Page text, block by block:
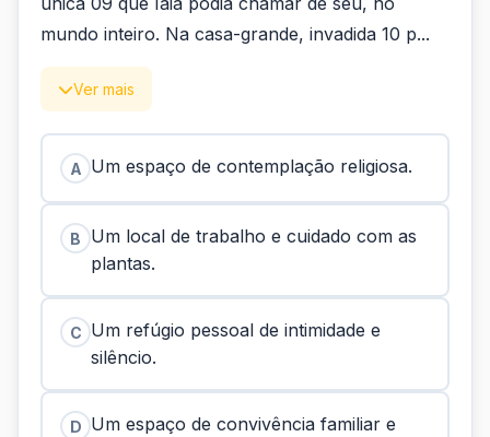
mundo inteiro. Na casa-grande, invadida 10 p...
Ver mais
A Um espaço de contemplação religiosa.
B
Um local de trabalho e cuidado com as
plantas.
C Um refúgio pessoal de intimidade e
silêncio.
D Um espaço de convivência familiar e